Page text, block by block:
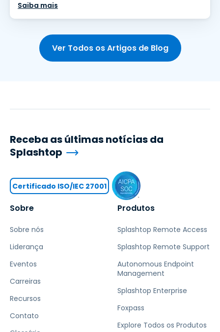
Saiba mais
Ver Todos os Artigos de Blog
Sobre
Sobre nós
Liderança
Eventos
Carreiras
Recursos
Contato
Produtos
Splashtop Remote Access
Splashtop Remote Support
Autonomous Endpoint
Management
Splashtop Enterprise
Foxpass
Explore Todos os Produtos
Receba as últimas notícias da
Splashtop
Certificado ISO/IEC 27001